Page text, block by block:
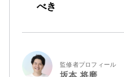
べき
監修者プロフィール